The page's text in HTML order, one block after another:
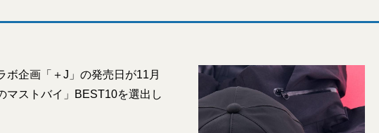
企画「＋J」の発売日が11月
マストバイ」BEST10を選出し